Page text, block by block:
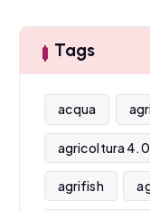
Tags
acqua
agricoltura 4.0
agrifish